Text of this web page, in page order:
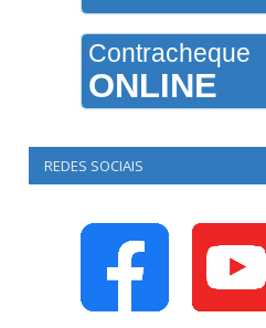
Contracheque
ONLINE
REDES SOCIAIS